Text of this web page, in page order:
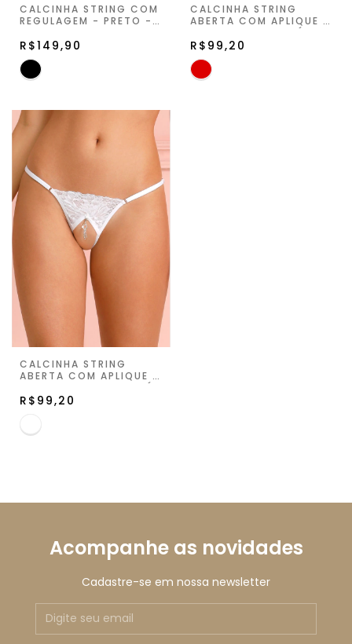
CALCINHA STRING COM
REGULAGEM - PRETO -
R$149,90
CALCINHA STRING
ABERTA COM APLIQUE -
RUBY - SUITE PRIVÉ
R$99,20
CALCINHA STRING
ABERTA COM APLIQUE -
BRANCO - SUITE PRIVÉ
R$99,20
Acompanhe as novidades
Cadastre-se em nossa newsletter